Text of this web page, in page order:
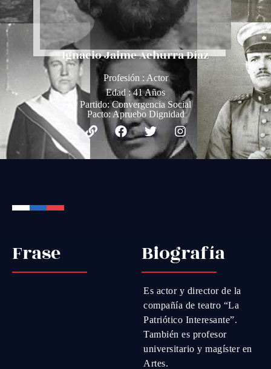
Ignacio Jaime Achurra Díaz
Profesión : Actor
Edad : 41 Años
Partido:Convergencia Social
Pacto:Apruebo Dignidad
Frase Biografía
Es actor y director de la
compañía de teatro “La
Patriótico Interesante”.
También es profesor
universitario y magíster en
Artes.